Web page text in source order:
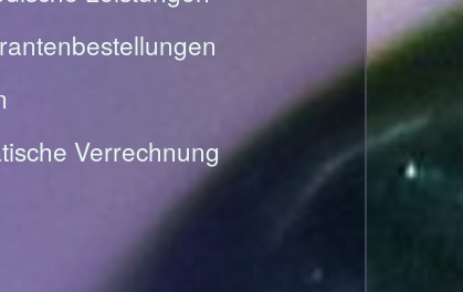
Verrechnung